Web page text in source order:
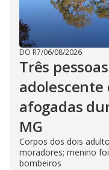
DO R7/06/08/2026
Três
adolescente
afogadas
MG
Corpos dos dois
moradores; menino
bombeiros